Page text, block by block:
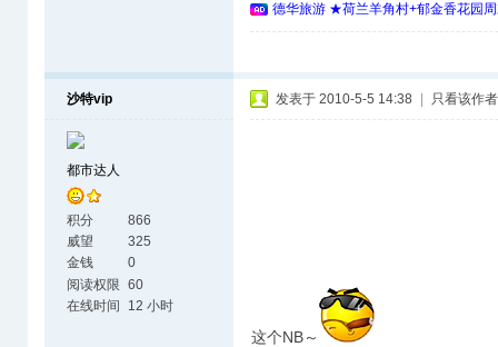
德华旅游 ★荷兰羊角村+郁金香花园
沙特vip
都市达人
积分
866
威望
325
金钱
0
阅读权限 60
在线时间
12 小时
发表于 2010-5-5 14:38 只看该作者
这个NB～